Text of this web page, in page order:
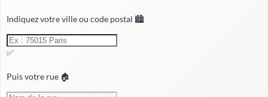
Indiquez votre ville ou code postal 🏙️
✅
Puis votre rue 🏠